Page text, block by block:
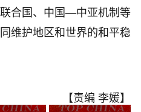
合国、中国—中亚机制等
维护地区和世界的和平稳
【责编 李媛】